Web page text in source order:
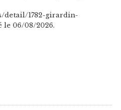
detail/1782-girardin-
le 06/08/2026.